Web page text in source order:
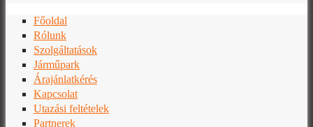
Főoldal
Rólunk
Szolgáltatások
Járműpark
Árajánlatkérés
Kapcsolat
Utazási feltételek
Partnerek